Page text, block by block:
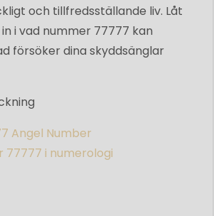
och tillfredsställande liv. Låt
i vad nummer 77777 kan
försöker dina skyddsänglar
Angel Number
77777 i numerologi